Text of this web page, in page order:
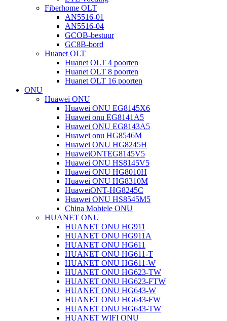
Fiberhome OLT
AN5516-01
AN5516-04
GCOB-bestuur
GC8B-bord
Huanet OLT
Huanet OLT 4 poorten
Huanet OLT 8 poorten
Huanet OLT 16 poorten
ONU
Huawei ONU
Huawei ONU EG8145X6
Huawei onu EG8141A5
Huawei ONU EG8143A5
Huawei onu HG8546M
Huawei ONU HG8245H
HuaweiONTEG8145V5
Huawei ONU HS8145V5
Huawei ONU HG8010H
Huawei ONU HG8310M
HuaweiONT-HG8245C
Huawei ONU HS8545M5
China Mobiele ONU
HUANET ONU
HUANET ONU HG911
HUANET ONU HG911A
HUANET ONU HG611
HUANET ONU HG611-T
HUANET ONU HG611-W
HUANET ONU HG623-TW
HUANET ONU HG623-FTW
HUANET ONU HG643-W
HUANET ONU HG643-FW
HUANET ONU HG643-TW
HUANET WIFI ONU